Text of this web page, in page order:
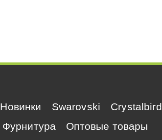
Новинки Swarovski
Crystalbird
Фурнитура Оптовые товары